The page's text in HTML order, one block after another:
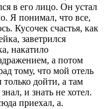
в его лицо. Он устал
Я понимал, что все,
Кусочек счастья, как
заветрился
накатило
а потом
тому, что мой отель
дойти, а там
и знать не хотел.
приехал, а.